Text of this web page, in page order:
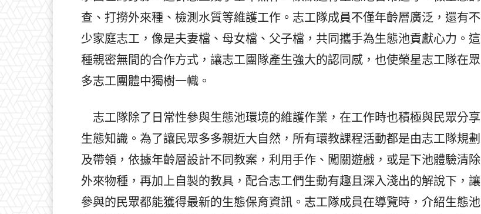
查、打撈外來種、檢測水質等維護工作。志工隊成員不僅年齡層廣泛，還有不
少家庭志工，像是夫妻檔、母女檔、父子檔，共同攜手為生態池貢獻心力。這
種親密無間的合作方式，讓志工團隊產生強大的認同感，也使榮星志工隊在眾
多志工團體中獨樹一幟。
志工隊除了日常性參與生態池環境的維護作業，在工作時也積極與民眾分享
生態知識。為了讓民眾多多親近大自然，所有環教課程活動都是由志工隊規劃
及帶領，依據年齡層設計不同教案，利用手作、闖關遊戲，或是下池體驗清除
外來物種，再加上自製的教具，配合志工們生動有趣且深入淺出的解說下，讓
參與的民眾都能獲得最新的生態保育資訊。志工隊成員在導覽時，介紹生態池